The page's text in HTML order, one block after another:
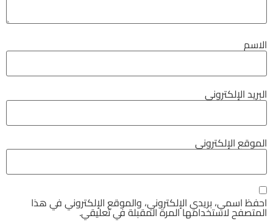
الاسم
البريد الإلكتروني
الموقع الإلكتروني
احفظ اسمي، بريدي الإلكتروني، والموقع الإلكتروني في هذا
المتصفح لاستخدامها المرة المقبلة في تعليقي.